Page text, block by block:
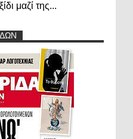
μαζί της...